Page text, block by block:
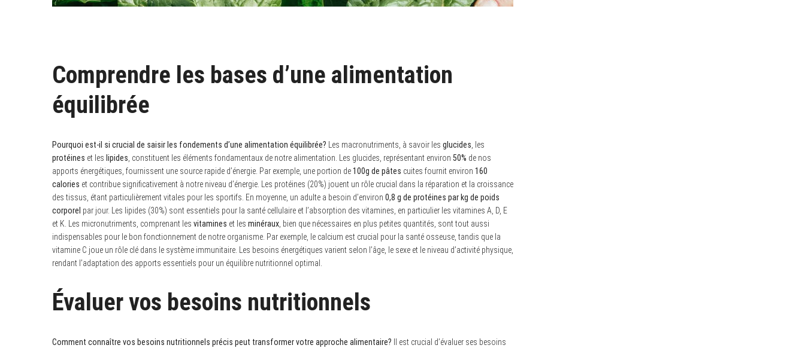
Comprendre les bases d’une alimentation
équilibrée
Pourquoi est-il si crucial de saisir les fondements d’une alimentation équilibrée? Les macronutriments, à savoir les glucides, les
protéines et les lipides, constituent les éléments fondamentaux de notre alimentation. Les glucides, représentant environ 50% de nos
apports énergétiques, fournissent une source rapide d’énergie. Par exemple, une portion de100g de pâtes cuites fournit environ 160
calories et contribue significativement à notre niveau d’énergie. Les protéines (20%) jouent un rôle crucial dans la réparation et la croissance
des tissus, étant particulièrement vitales pour les sportifs. En moyenne, un adulte a besoin d’environ 0,8 g de protéines par kg de poids
corporel par jour. Les lipides (30%) sont essentiels pour la santé cellulaire et l’absorption des vitamines, en particulier les vitamines A, D, E
et K. Les micronutriments, comprenant les vitamines et les minéraux, bien que nécessaires en plus petites quantités, sont tout aussi
indispensables pour le bon fonctionnement de notre organisme. Par exemple, le calcium est crucial pour la santé osseuse, tandis que la
vitamine C joue un rôle clé dans le système immunitaire. Les besoins énergétiques varient selon l’âge, le sexe et le niveau d’activité physique,
rendant l’adaptation des apports essentiels pour un équilibre nutritionnel optimal.
Évaluer vos besoins nutritionnels
Comment connaître vos besoins nutritionnels précis peut transformer votre approche alimentaire? Il est crucial d’évaluer ses besoins